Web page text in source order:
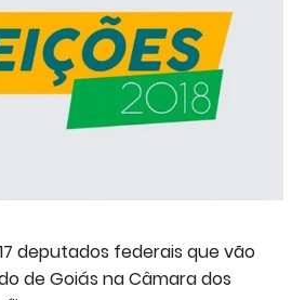
deputados federais que vão
de Goiás na Câmara dos